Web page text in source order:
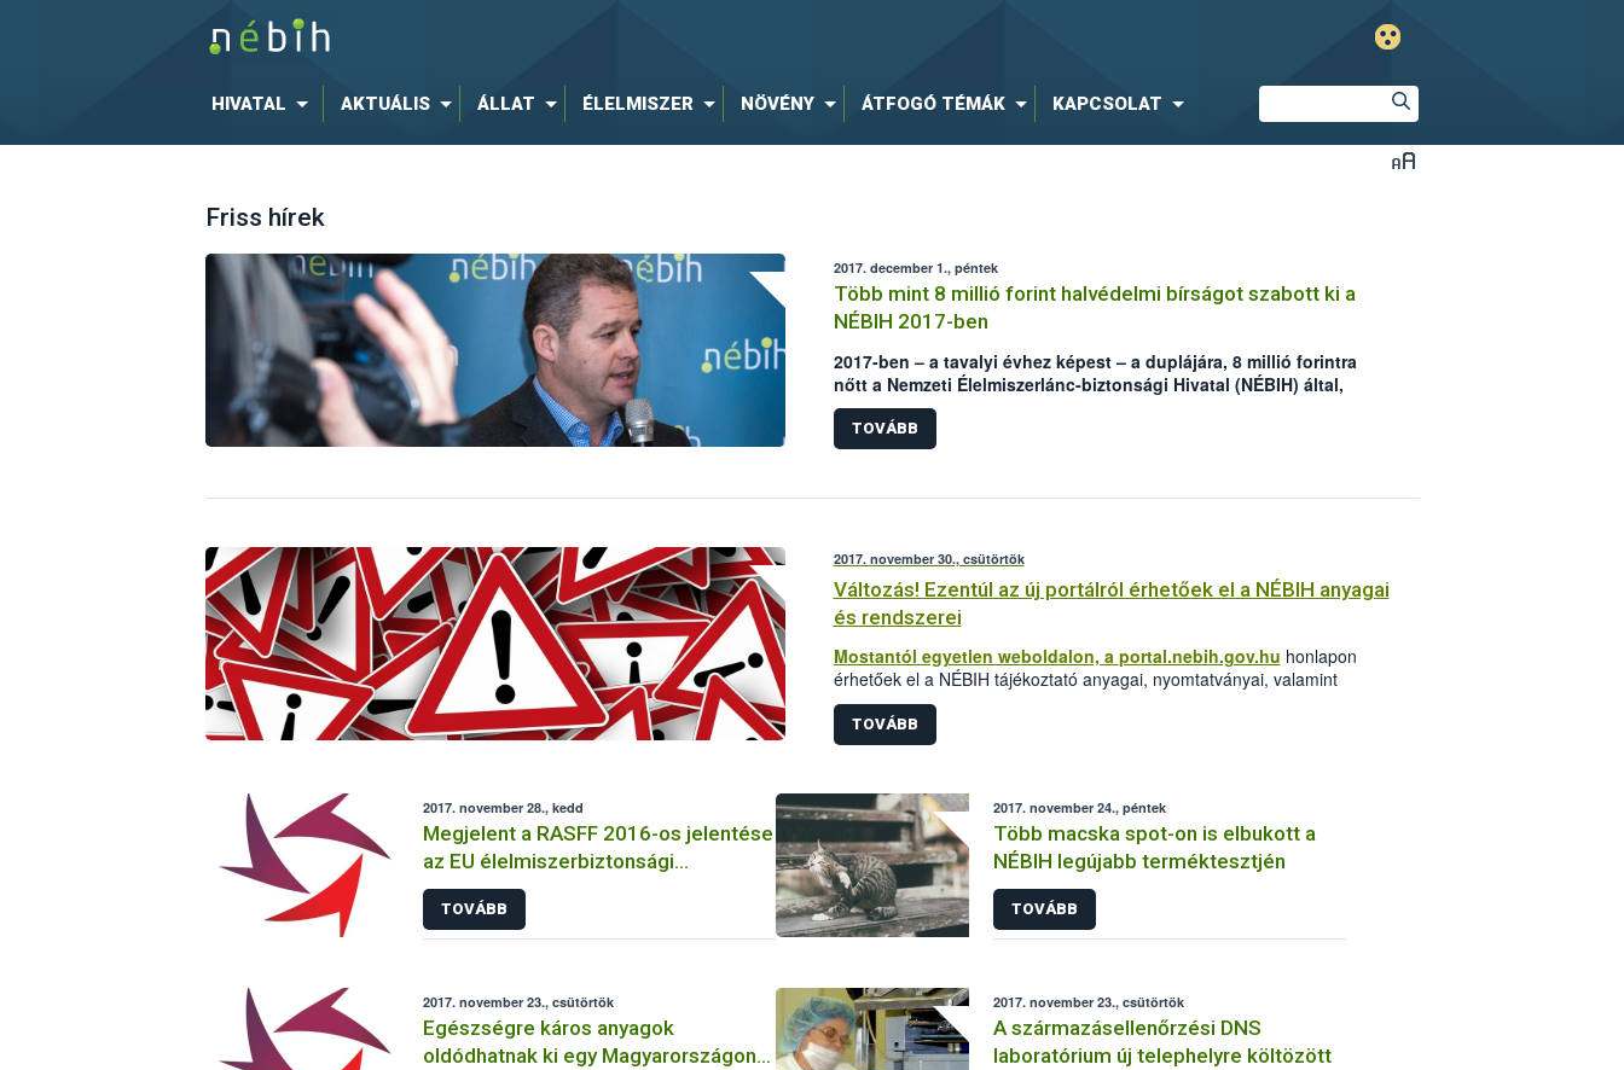
HIVATAL AKTUÁLIS ÁLLAT ÉLELMISZER NÖVÉNY ÁTFOGÓ TÉMÁK KAPCSOLAT
Friss hírek
2017. december 1., péntek
Több mint 8 millió forint halvédelmi bírságot szabott ki a
NÉBIH 2017-ben
2017-ben – a tavalyi évhez képest – a duplájára, 8 millió forintra
nőtt a Nemzeti Élelmiszerlánc-biztonsági Hivatal (NÉBIH) által,
jogszerűtlen horgászat és halászat miatt kiszabott halvédelmi
bírságok összege. A hatósági pénzbüntetés arányosan emelkedett
az Állami Halőri Szolgálat működéséhez köthető tettenérések és
Földművelésügyi Igazgatóságának vezetője a december 1-jén,
TOVÁBB
2017. november 30., csütörtök
Változás! Ezentúl az új portálról érhetőek el a NÉBIH anyagai
és rendszerei
Mostantól egyetlen weboldalon, a portal.nebih.gov.hu honlapon
érhetőek el a NÉBIH tájékoztató anyagai, nyomtatványai, valamint
szakrendeszerei is.
TOVÁBB
2017. november 28., kedd
Megjelent a RASFF 2016-os jelentése
az EU élelmiszerbiztonsági
helyzetéről
TOVÁBB
2017. november 24., péntek
Több macska spot-on is elbukott a
NÉBIH legújabb terméktesztjén
TOVÁBB
2017. november 23., csütörtök
Egészségre káros anyagok
oldódhatnak ki egy Magyarországon
2017. november 23., csütörtök
A származásellenőrzési DNS
laboratórium új telephelyre költözött